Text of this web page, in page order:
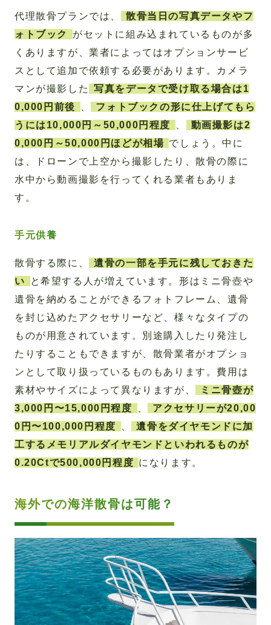
代理散骨プランでは、
散骨当日の写真データやフ
ォトブック
がセットに組み込まれているものが多
くありますが、業者によってはオプションサービ
スとして追加で依頼する必要があります。カメラ
マンが撮影した
写真をデータで受け取る場合は1
0,000円前後
フォトブックの形に仕上げてもら
うには10,000円～50,000円程度
動画撮影は2
0,000円～50,000円ほどが相場 でしょう。中に
は、ドローンで上空から撮影したり、散骨の際に
水中から動画撮影を行ってくれる業者もありま
す。
手元供養
散骨する際に、
遺骨の一部を手元に残しておきた
い
と希望する人が増えています。形はミニ骨壺や
遺骨を納めることができるフォトフレーム、遺骨
を封じ込めたアクセサリーなど、様々なタイプの
ものが用意されています。別途購入したり発注し
たりすることもできますが、散骨業者がオプショ
ンとして取り扱っているものもあります。費用は
素材やサイズによって異なりますが、
ミニ骨壺が
3,000円〜15,000円程度
アクセサリーが20,00
0円〜100,000円程度
遺骨をダイヤモンドに加
工するメモリアルダイヤモンドといわれるものが
0.20Ctで500,000円程度 になります。
海外での海洋散骨は可能？